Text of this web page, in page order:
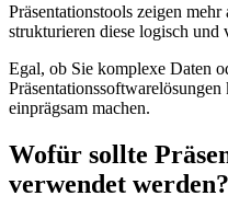
Präsentationstools zeigen
strukturieren diese logisch und
Egal, ob Sie komplexe Daten
einprägsam machen.
Wofür sollte
verwendet werden?